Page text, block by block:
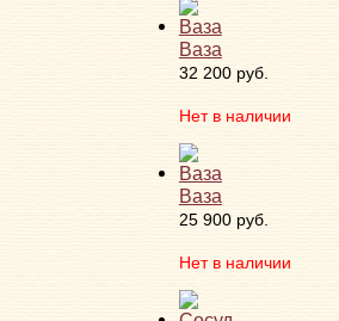
Ваза
32 200 руб.
Нет в наличии
Ваза
25 900 руб.
Нет в наличии